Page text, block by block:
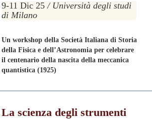
9-11 Dic 25/ Università degli studi
di Milano
Unworkshop della Società Italiana di Storia
della Fisica e dell’Astronomia per celebrare
il centenario della nascita della meccanica
quantistica (1925)
La scienza degli strumenti